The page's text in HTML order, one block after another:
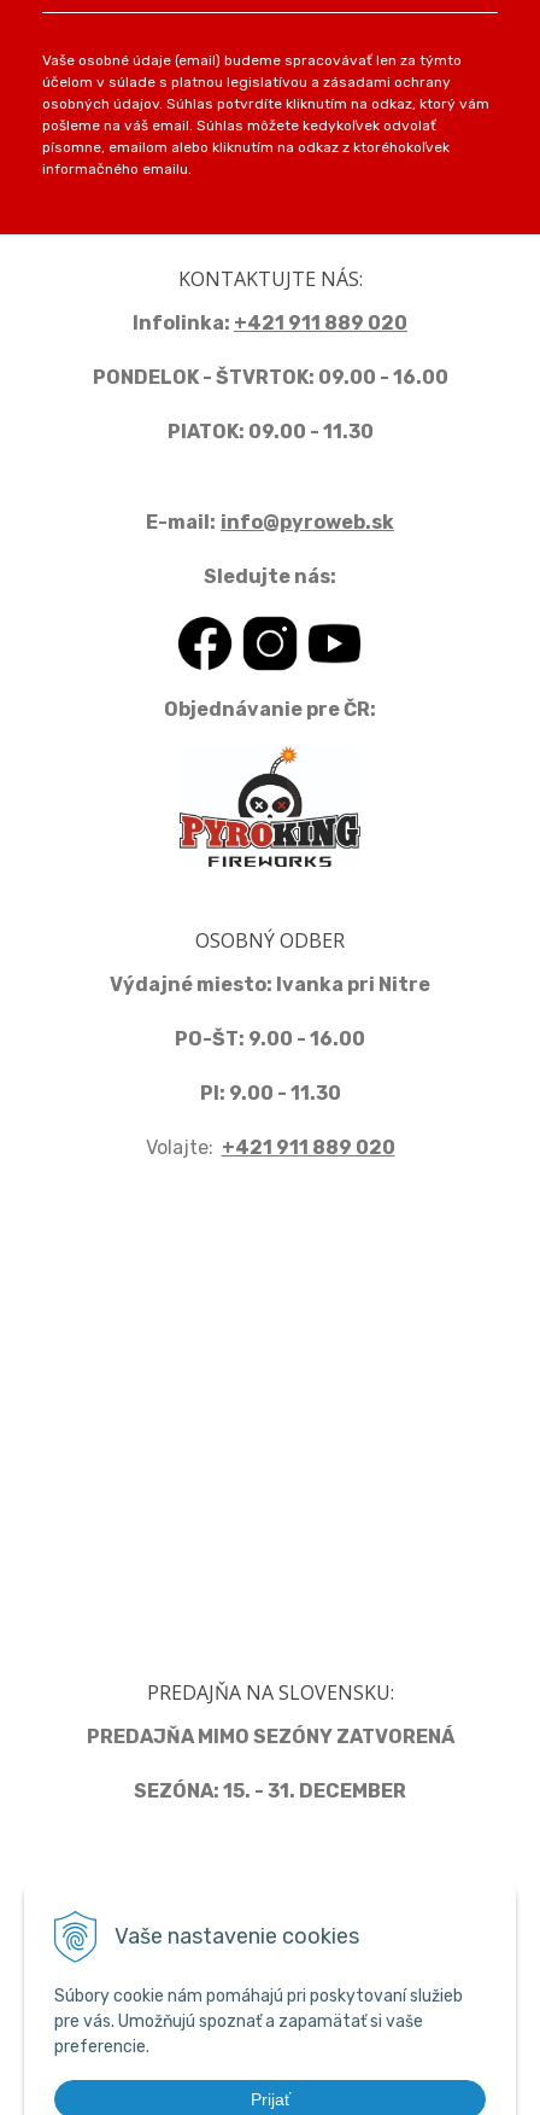
Vaše nastavenie cookies
Súbory cookie nám pomáhajú pri poskytovaní služieb
pre vás. Umožňujú spoznať a zapamätať si vaše
preferencie.
Prijať
Vaše osobné údaje (email) budeme spracovávať len za týmto
účelom v súlade s platnou legislatívou a zásadami ochrany
osobných údajov. Súhlas potvrdíte kliknutím na odkaz, ktorý vám
pošleme na váš email. Súhlas môžete kedykoľvek odvolať
písomne, emailom alebo kliknutím na odkaz z ktoréhokoľvek
informačného emailu.
KONTAKTUJTE NÁS:
Infolinka: +421 911 889 020
PONDELOK - ŠTVRTOK: 09.00 - 16.00
PIATOK: 09.00 - 11.30
E-mail: info@pyroweb.sk
Sledujte nás:
Objednávanie pre ČR:
OSOBNÝ ODBER
Výdajné miesto: Ivanka pri Nitre
PO-ŠT: 9.00 - 16.00
PI: 9.00 - 11.30
Volajte: +421 911 889 020
PREDAJŇA NA SLOVENSKU:
PREDAJŇA MIMO SEZÓNY ZATVORENÁ
SEZÓNA: 15. - 31. DECEMBER